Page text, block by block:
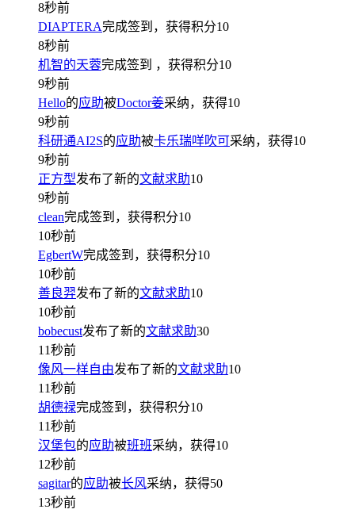
8秒前
DIAPTERA完成签到，获得积分10
8秒前
机智的天蓉完成签到 ，获得积分10
9秒前
Hello的应助被Doctor姜采纳，获得10
9秒前
科研通AI2S的应助被卡乐瑞咩吹可采纳，获得10
9秒前
正方型发布了新的文献求助10
9秒前
clean完成签到，获得积分10
10秒前
EgbertW完成签到，获得积分10
10秒前
善良羿发布了新的文献求助10
10秒前
bobecust发布了新的文献求助30
11秒前
像风一样自由发布了新的文献求助10
11秒前
胡德禄完成签到，获得积分10
11秒前
汉堡包的应助被班班采纳，获得10
12秒前
sagitar的应助被长风采纳，获得50
13秒前